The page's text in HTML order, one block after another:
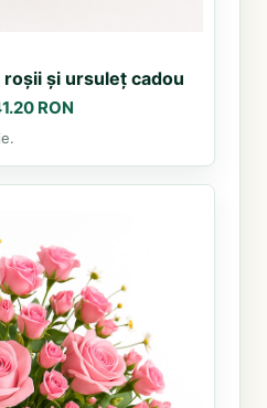
și ursuleț cadou
RON